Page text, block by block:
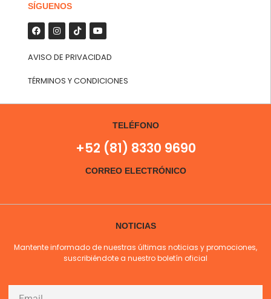
SÍGUENOS
AVISO DE PRIVACIDAD
TÉRMINOS Y CONDICIONES
TELÉFONO
+52 (81) 8330 9690
CORREO ELECTRÓNICO
NOTICIAS
Mantente informado de nuestras últimas noticias y promociones,
suscribiéndote a nuestro boletín oficial